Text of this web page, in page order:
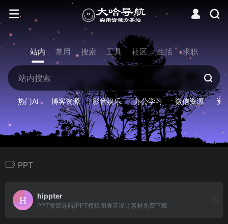
站内 常用 搜索 工具 社区 生活 求职
热门AI 博客资源 影音娱乐 办公学习 微信资源 资
PPT
hippter
PPT资源导航|PPT模板图表等设计素材免费下载